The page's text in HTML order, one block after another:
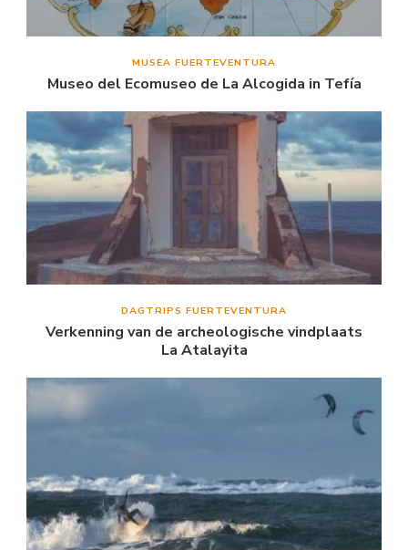
MUSEA FUERTEVENTURA
Museo del Ecomuseo de La Alcogida in Tefía
DAGTRIPS FUERTEVENTURA
Verkenning van de archeologische vindplaats
La Atalayita